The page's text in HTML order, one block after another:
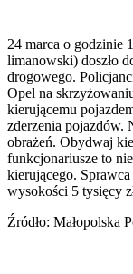
24 marca o godzinie
limanowski) doszło
drogowego.
Opel na
kierującemu
zderzenia pojazdów.
obrażeń. Obydwaj
funkcjonariusze to
kierującego.
wysokości 5 tysięcy
Źródło: Małopolska